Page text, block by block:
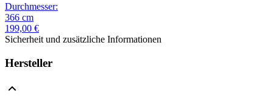
Durchmesser:
366 cm
199,00 €
Sicherheit und zusätzliche Informationen
Hersteller